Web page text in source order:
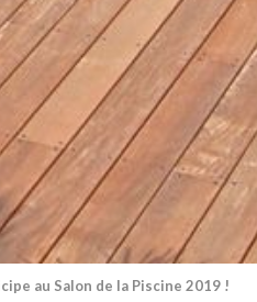
au Salon de la Piscine 2019 !